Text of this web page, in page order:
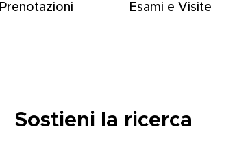
Prenotazioni Esami e Visite
Sostieni la ricerca